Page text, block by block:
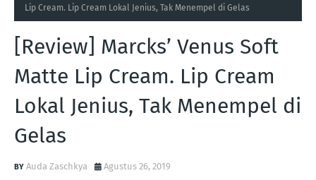
Lip Cream. Lip Cream Lokal Jenius, Tak Menempel di Gelas
[Review] Marcks’ Venus Soft
Matte Lip Cream. Lip Cream
Lokal Jenius, Tak Menempel di
Gelas
Auda Zaschkya Agustus 26, 2019